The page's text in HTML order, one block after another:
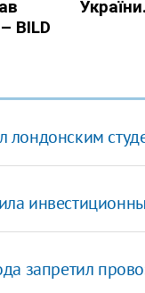
лондонским
запретил